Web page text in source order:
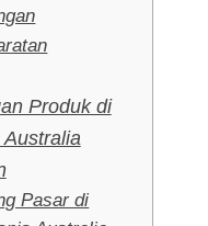
Produk di
Pasar di